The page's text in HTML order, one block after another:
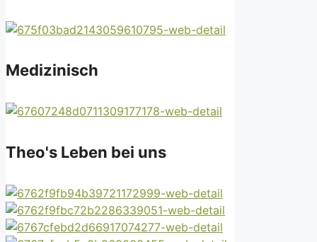
Medizinisch
Theo's Leben bei uns